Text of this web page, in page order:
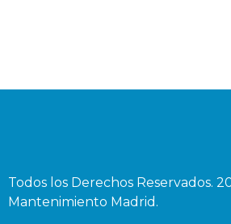
Todos los Derechos Reservados.
Mantenimiento Madrid.